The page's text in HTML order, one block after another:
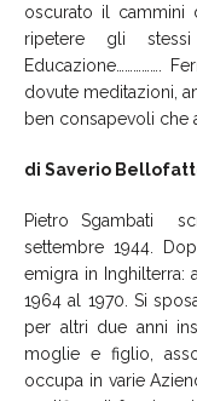
oscurato il cammini
ripetere gli stessi
Educazione…………….
dovute meditazioni,
ben consapevoli che
di Saverio
Pietro Sgambati
settembre 1944.
emigra in Inghilterra:
1964 al 1970. Si
per altri due anni
moglie e figlio,
occupa in varie